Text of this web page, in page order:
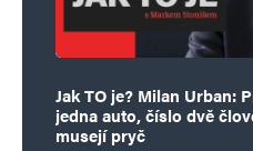
Jak TO je? Milan Urban:
jedna auto, číslo dvě
musejí pryč